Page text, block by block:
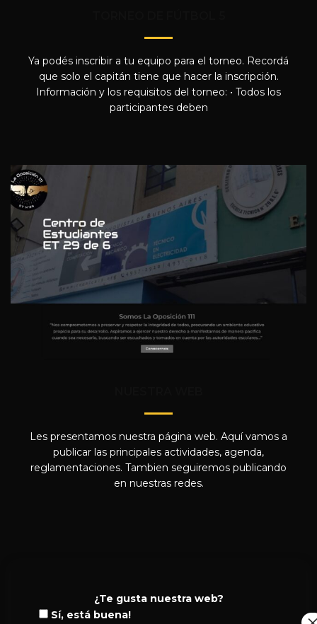
Ya podés inscribir a tu equipo para el torneo. Recordá
que solo el capitán tiene que hacer la inscripción.
Información y los requisitos del torneo: • Todos los
participantes deben
Les presentamos nuestra página web. Aquí vamos a
publicar las principales actividades, agenda,
reglamentaciones. Tambien seguiremos publicando
en nuestras redes.
¿Te gusta nuestra web?
Sí, está buena!